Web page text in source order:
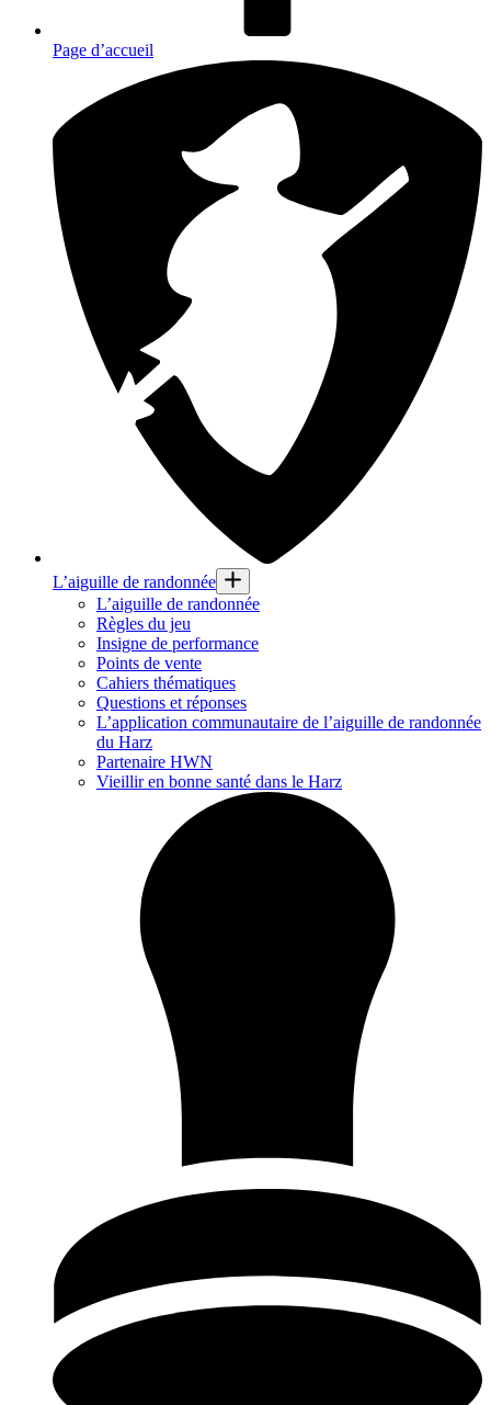
Page d’accueil
L’aiguille de randonnée
L’aiguille de randonnée
Règles du jeu
Insigne de performance
Points de vente
Cahiers thématiques
Questions et réponses
L’application communautaire de l’aiguille de randonnée
du Harz
Partenaire HWN
Vieillir en bonne santé dans le Harz